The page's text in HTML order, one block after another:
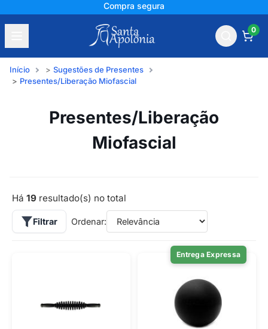
+150 mil avaliações
0
Início
Sugestões de Presentes
Presentes/Liberação Miofascial
Presentes/Liberação
Miofascial
Há 19 resultado(s) no total
Filtrar Ordenar:
Entrega Expressa